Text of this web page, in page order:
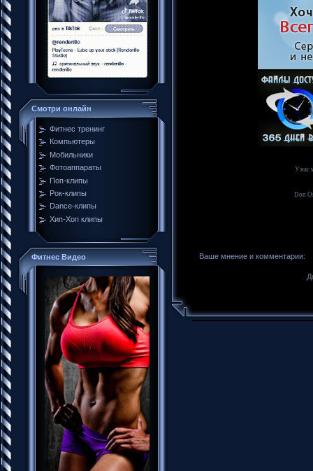
Смотри онлайн
Фитнес тренинг
Компьютеры
Мобильники
Фотоаппараты
Поп-клипы
Рок-клипы
Dance-клипы
Хип-Хоп клипы
Фитнес Видео
У нас
Don
Ваше мнение и комментарии: